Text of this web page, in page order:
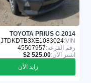
TOYOTA PRIUS C 2014
VIN:
JTDKDTB3XE1083024
رقم القرعة:45507957
اشترِ الآن:
زايد الآن